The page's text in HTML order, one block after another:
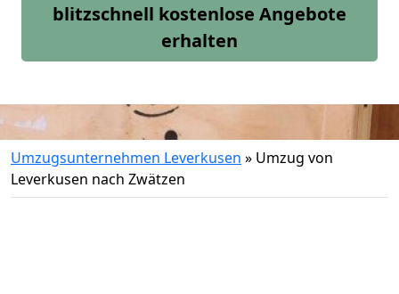
blitzschnell kostenlose Angebote
erhalten
Umzugsunternehmen Leverkusen » Umzug von
Leverkusen nach Zwätzen